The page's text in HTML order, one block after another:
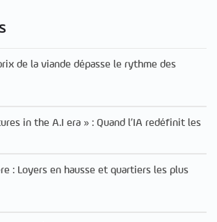
de la viande dépasse le rythme des
in the A.I era » : Quand l’IA redéfinit les
: Loyers en hausse et quartiers les plus